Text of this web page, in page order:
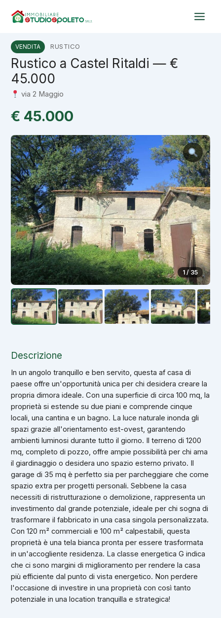
VENDITA RUSTICO
Rustico a Castel Ritaldi — €
45.000
via 2 Maggio
€ 45.000
1 / 35
Descrizione
In un angolo tranquillo e ben servito, questa af casa di
paese offre un'opportunità unica per chi desidera creare la
propria dimora ideale. Con una superficie di circa 100 mq, la
proprietà si estende su due piani e comprende cinque
locali, una cantina e un bagno. La luce naturale inonda gli
spazi grazie all'orientamento est-ovest, garantendo
ambienti luminosi durante tutto il giorno. Il terreno di 1200
mq, completo di pozzo, offre ampie possibilità per chi ama
il giardinaggio o desidera uno spazio esterno privato. Il
garage di 35 mq è perfetto sia per parcheggiare che come
spazio extra per progetti personali. Sebbene la casa
necessiti di ristrutturazione o demolizione, rappresenta un
investimento dal grande potenziale, ideale per chi sogna di
trasformare il fabbricato in una casa singola personalizzata.
Con 120 m² commerciali e 100 m² calpestabili, questa
proprietà è una tela bianca pronta per essere trasformata
in un'accogliente residenza. La classe energetica G indica
che ci sono margini di miglioramento per rendere la casa
più efficiente dal punto di vista energetico. Non perdere
l'occasione di investire in una proprietà con così tanto
potenziale in una location tranquilla e strategica!